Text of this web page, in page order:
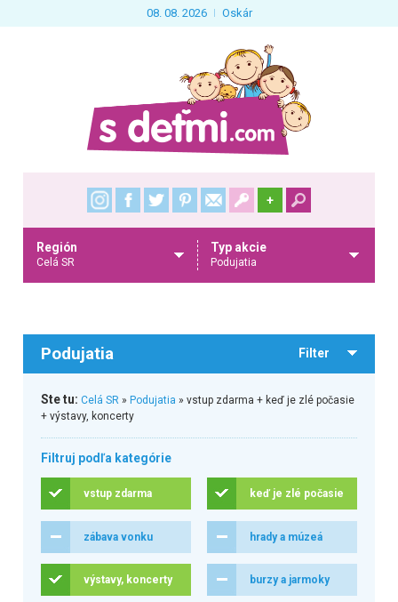
08. 08. 2026 Oskár
+
Región
Celá SR
Typ akcie
Podujatia
Podujatia Filter
Ste tu: Celá SR» Podujatia » vstup zdarma + keď je zlé počasie
+ výstavy, koncerty
Filtruj podľa kategórie
vstup zdarma keď je zlé počasie
zábava vonku hrady a múzeá
výstavy, koncerty burzy a jarmoky